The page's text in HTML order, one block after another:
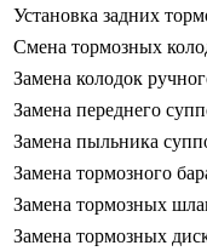
Установка задних
Смена тормозных
Замена колодок
Замена переднего
Замена пыльника
Замена тормозного
Замена тормозных
Замена тормозных